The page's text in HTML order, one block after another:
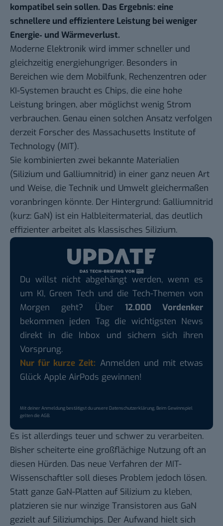
kompatibel sein sollen. Das Ergebnis: eine
schnellere und effizientere Leistung bei weniger
Energie‑ und Wärmeverlust.
Moderne Elektronik wird immer schneller und
gleichzeitig energiehungriger. Besonders in
Bereichen wie dem Mobilfunk, Rechenzentren oder
KI-Systemen braucht es Chips, die eine hohe
Leistung bringen, aber möglichst wenig Strom
verbrauchen. Genau einen solchen Ansatz verfolgen
derzeit Forscher des Massachusetts Institute of
Technology (MIT).
Sie kombinierten zwei bekannte Materialien
(Silizium und Galliumnitrid) in einer ganz neuen Art
und Weise, die Technik und Umwelt gleichermaßen
voranbringen könnte. Der Hintergrund: Galliumnitrid
(kurz: GaN) ist ein Halbleitermaterial, das deutlich
effizienter arbeitet als klassisches Silizium.
Du willst nicht abgehängt werden, wenn es
um KI, Green Tech und die Tech-Themen von
Morgen geht? Über 12.000 Vordenker
bekommen jeden Tag die wichtigsten News
direkt in die Inbox und sichern sich ihren
Vorsprung.
Nur für kurze Zeit: Anmelden und mit etwas
Glück Apple AirPods gewinnen!
Mit deiner Anmeldung bestätigst du unsereDatenschutzerklärung. Beim Gewinnspiel
gelten dieAGB.
Es ist allerdings teuer und schwer zu verarbeiten.
Bisher scheiterte eine großflächige Nutzung oft an
diesen Hürden. Das neue Verfahren der MIT-
Wissenschaftler soll dieses Problem jedoch lösen.
Statt ganze GaN-Platten auf Silizium zu kleben,
platzieren sie nur winzige Transistoren aus GaN
gezielt auf Siliziumchips. Der Aufwand hielt sich